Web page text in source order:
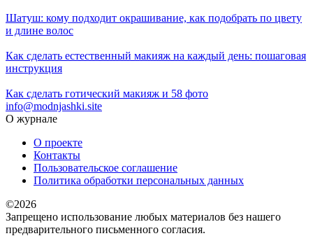
Шатуш: кому подходит окрашивание, как подобрать по цвету
и длине волос
Как сделать естественный макияж на каждый день: пошаговая
инструкция
Как сделать готический макияж и 58 фото
info@modnjashki.site
О журнале
О проекте
Контакты
Пользовательское соглашение
Политика обработки персональных данных
©2026
Запрещено использование любых материалов без нашего
предварительного письменного согласия.